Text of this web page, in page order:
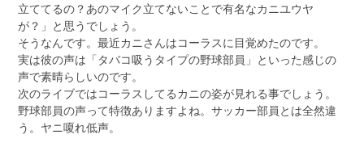
立ててるの？あのマイク立てないことで有名なカニユウヤ
が？」と思うでしょう。
そうなんです。最近カニさんはコーラスに目覚めたのです。
実は彼の声は「タバコ吸うタイプの野球部員」といった感じの
声で素晴らしいのです。
次のライブではコーラスしてるカニの姿が見れる事でしょう。
野球部員の声って特徴ありますよね。サッカー部員とは全然違
う。ヤニ嗄れ低声。